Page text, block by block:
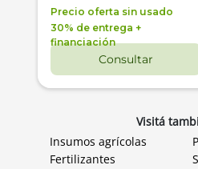
Precio oferta sin usado
30% de entrega +
financiación
Consultar
Visitá
Insumos agrícolas
Fertilizantes